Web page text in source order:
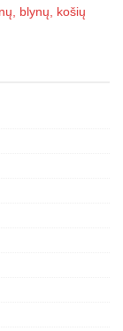
blynų, košių